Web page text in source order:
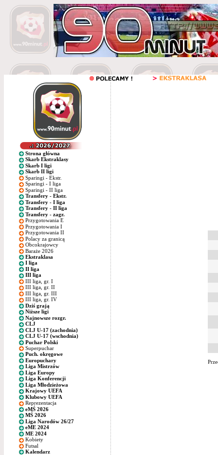
Strona główna
Skarb Ekstraklasy
Skarb I ligi
Skarb II ligi
Sparingi - Ekstr.
Sparingi - I liga
Sparingi - II liga
Transfery - Ekstr.
Transfery - I liga
Transfery - II liga
Transfery - zagr.
Przygotowania E
Przygotowania I
Przygotowania II
Polacy za granicą
Obcokrajowcy
Baraże 2026
Ekstraklasa
I liga
II liga
III liga
III liga, gr. I
III liga, gr. II
III liga, gr. III
III liga, gr. IV
Dziś grają
Niższe ligi
Najnowsze rozgr.
CLJ
CLJ U-17 (zachodnia)
CLJ U-17 (wschodnia)
Puchar Polski
Superpuchar
Puch. okręgowe
Europuchary
Liga Mistrzów
Liga Europy
Liga Konferencji
Liga Młodzieżowa
Krajowy UEFA
Klubowy UEFA
Reprezentacja
eMŚ 2026
MŚ 2026
Liga Narodów 26/27
eME 2024
ME 2024
Kobiety
Futsal
Kalendarz